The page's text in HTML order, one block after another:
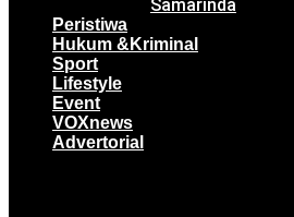
Samarinda
Peristiwa
Hukum &Kriminal
Sport
Lifestyle
Event
VOXnews
Advertorial